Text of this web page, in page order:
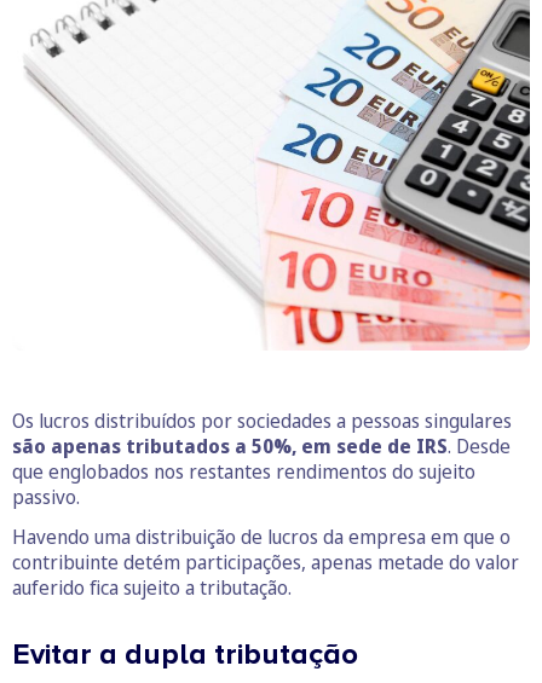
Os lucros distribuídos por sociedades a pessoas singulares
são apenas tributados a 50%, em sede de IRS. Desde
que englobados nos restantes rendimentos do sujeito
passivo.
Havendo uma distribuição de lucros da empresa em que o
contribuinte detém participações, apenas metade do valor
auferido fica sujeito a tributação.
Evitar a dupla tributação